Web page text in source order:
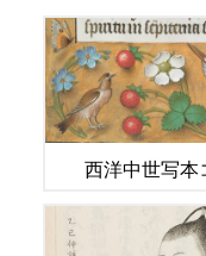
西洋中世写本